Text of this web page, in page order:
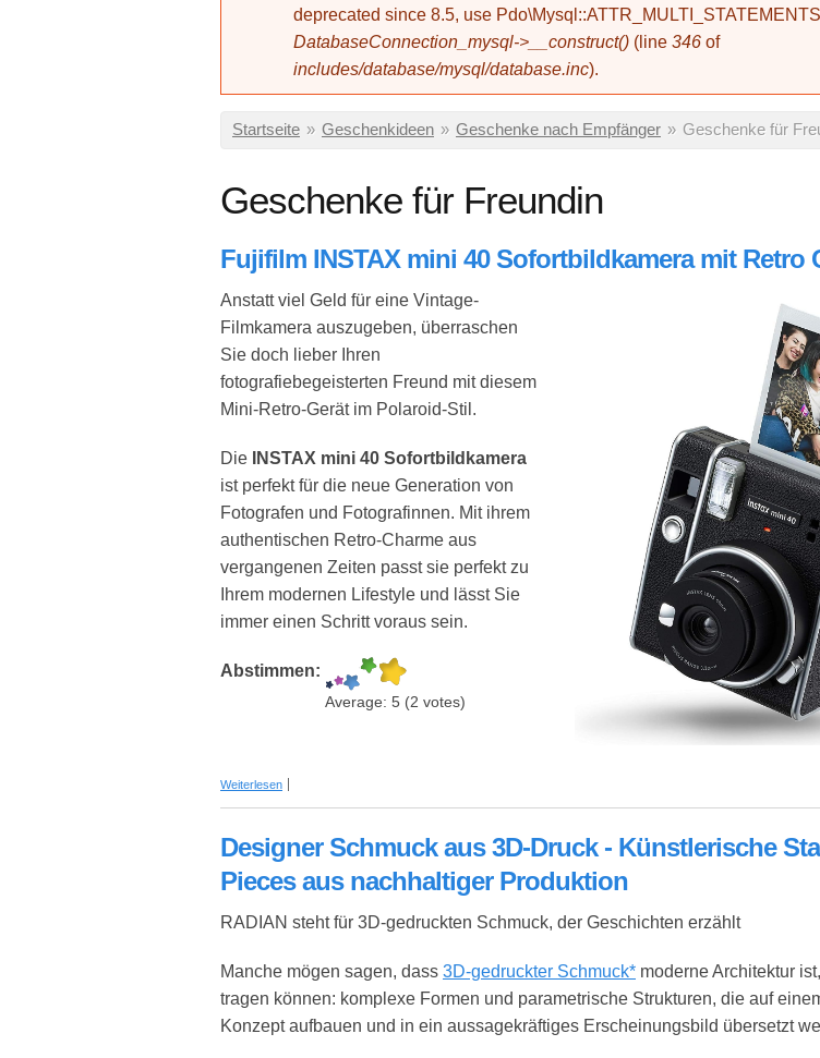
deprecated since 8.5, use
DatabaseConnection_mysql->__construct() (line 346 of
includes/database/mysql/database.inc).
Sie sind hier
Startseite » Geschenkideen » Geschenke nach Empfänger » Geschenke für
Geschenke für Freundin
Fujifilm INSTAX mini 40 Sofortbildkamera mit Retro
Anstatt viel Geld für eine Vintage-
Filmkamera auszugeben, überraschen
Sie doch lieber Ihren
fotografiebegeisterten Freund mit diesem
Mini-Retro-Gerät im Polaroid-Stil.
Die
INSTAX mini 40 Sofortbildkamera
ist perfekt für die neue Generation von
Fotografen und Fotografinnen. Mit ihrem
authentischen Retro-Charme aus
vergangenen Zeiten passt sie perfekt zu
Ihrem modernen Lifestyle und lässt Sie
immer einen Schritt voraus sein.
Abstimmen:
Average: 5 (2 votes)
Weiterlesen über Fujifilm INSTAX mini 40 Sofortbildkamera mit Retro Charme
Designer Schmuck aus 3D-Druck - Künstlerische
Pieces aus nachhaltiger Produktion
RADIAN steht für 3D-gedruckten Schmuck, der Geschichten erzählt
Manche mögen sagen, dass 3D-gedruckter Schmuck* moderne Architektur
tragen können: komplexe Formen und parametrische Strukturen, die auf
Konzept aufbauen und in ein aussagekräftiges Erscheinungsbild übersetzt